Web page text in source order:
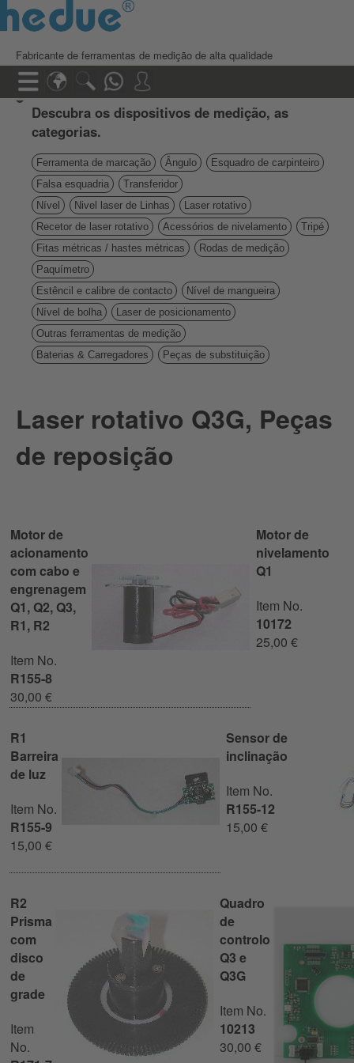
Fabricante de ferramentas de medição de alta qualidade
Descubra os dispositivos de medição, as
categorias.
Ferramenta de marcação Ângulo
Esquadro de carpinteiro
Falsa esquadria
Transferidor
Nível
Nivel laser de Linhas
Laser rotativo
Recetor de laser rotativo
Acessórios de nivelamento
Tripé
Fitas métricas / hastes métricas
Rodas de medição
Paquímetro
Estêncil e calibre de contacto
Nível de mangueira
Nível de bolha
Laser de posicionamento
Outras ferramentas de medição
Baterias & Carregadores
Peças de substituição
Laser rotativo Q3G, Peças
de reposição
Motor de
acionamento
com cabo e
engrenagem
Q1, Q2, Q3,
R1, R2
Item No.
R155-8
30,00 €
Motor de
nivelamento
Q1
Item No.
10172
25,00 €
R1
Barreira
de luz
Item No.
R155-9
15,00 €
Sensor de
inclinação
Item No.
R155-12
15,00 €
R2
Prisma
com
disco
de
grade
Item
No.
Quadro
de
controlo
Q3 e
Q3G
Item No.
10213
30,00 €